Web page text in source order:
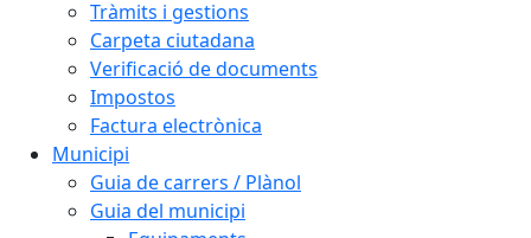
Tràmits i gestions
Carpeta ciutadana
Verificació de documents
Impostos
Factura electrònica
Municipi
Guia de carrers / Plànol
Guia del municipi